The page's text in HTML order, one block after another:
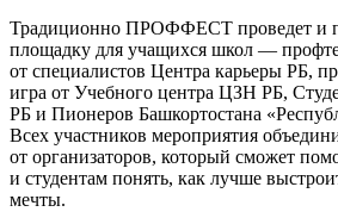
Традиционно ПРОФФЕСТ проведет и
площадку для учащихся школ —
от специалистов Центра карьеры РБ,
игра от Учебного центра ЦЗН РБ,
РБ и Пионеров Башкортостана
Всех участников мероприятия
от организаторов, который сможет
и студентам понять, как лучше
мечты.